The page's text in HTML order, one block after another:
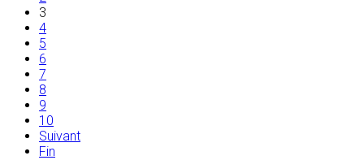
3
4
5
6
7
8
9
10
Suivant
Fin